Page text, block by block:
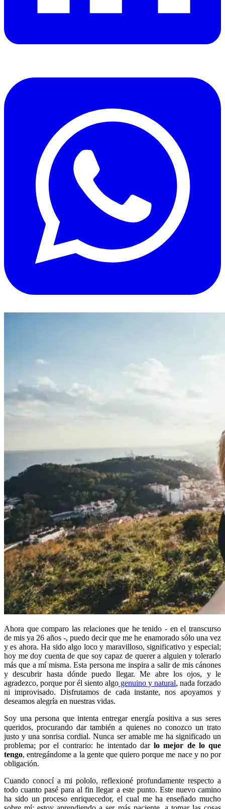
Ahora que comparo las relaciones que he tenido - en el transcurso
de mis ya 26 años -, puedo decir que me he enamorado sólo una vez
y es ahora. Ha sido algo loco y maravilloso, significativo y especial;
hoy me doy cuenta de que soy capaz de querer a alguien y tolerarlo
más que a mí misma. Esta persona me inspira a salir de mis cánones
y descubrir hasta dónde puedo llegar. Me abre los ojos, y le
agradezco, porque por él siento algo genuino y natural, nada forzado
ni improvisado. Disfrutamos de cada instante, nos apoyamos y
deseamos alegría en nuestras vidas.
Soy una persona que intenta entregar energía positiva a sus seres
queridos, procurando dar también a quienes no conozco un trato
justo y una sonrisa cordial. Nunca ser amable me ha significado un
problema; por el contrario: he intentado darlo mejor de lo que
tengo, entregándome a la gente que quiero porque me nace y no por
obligación.
Cuando conocí a mi pololo, reflexioné profundamente respecto a
todo cuanto pasé para al fin llegar a este punto. Este nuevo camino
ha sido un proceso enriquecedor, el cual me ha enseñado mucho